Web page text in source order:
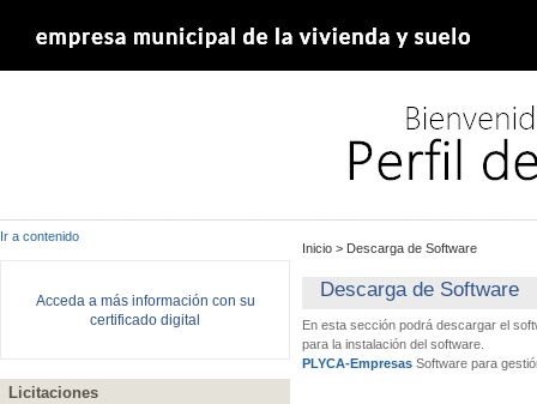
Ir a contenido
Acceda a más información con su
certificado digital
Licitaciones
Inicio > Descarga de Software
Descarga de Software
En esta sección podrá descargar el
para la instalación del software.
PLYCA-Empresas Software para